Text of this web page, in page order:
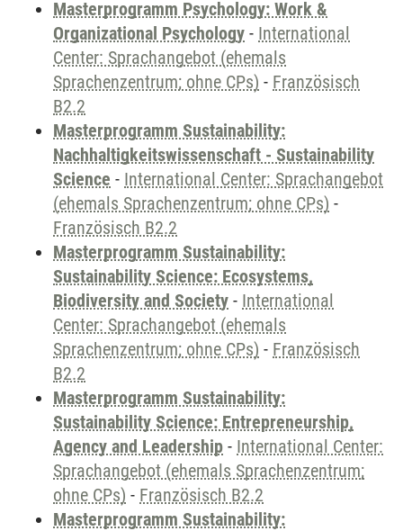
Masterprogramm Psychology: Work &
Organizational Psychology - International
Center: Sprachangebot (ehemals
Sprachenzentrum; ohne CPs) - Französisch
B2.2
Masterprogramm Sustainability:
Nachhaltigkeitswissenschaft - Sustainability
Science - International Center: Sprachangebot
(ehemals Sprachenzentrum; ohne CPs) -
Französisch B2.2
Masterprogramm Sustainability:
Sustainability Science: Ecosystems,
Biodiversity and Society - International
Center: Sprachangebot (ehemals
Sprachenzentrum; ohne CPs) - Französisch
B2.2
Masterprogramm Sustainability:
Sustainability Science: Entrepreneurship,
Agency and Leadership - International Center:
Sprachangebot (ehemals Sprachenzentrum;
ohne CPs) - Französisch B2.2
Masterprogramm Sustainability: